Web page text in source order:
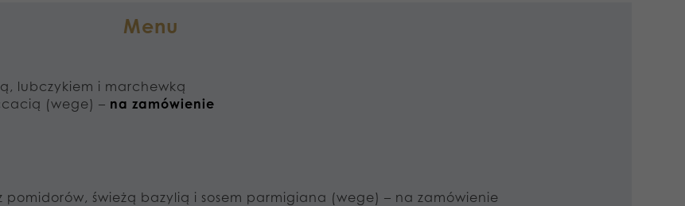
Menu
lubczykiem i marchewką
(wege) – na zamówienie
pomidorów, świeżą bazylią i sosem parmigiana (wege) – na zamówienie